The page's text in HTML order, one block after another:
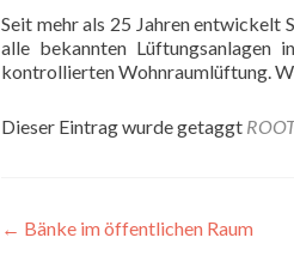
Seit mehr als 25 Jahren
alle bekannten Lüftungsanlagen
kontrollierten Wohnraumlüftung.
Dieser Eintrag wurde getaggt
Beitragsnavigation
← Bänke im öffentlichen Raum